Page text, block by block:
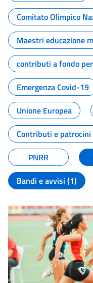
Comitato Olimpico
Maestri educazione
contributi a fondo
Emergenza Covid-19
Unione Europea
Contributi e patrocini
PNRR
Bandi e avvisi (1)